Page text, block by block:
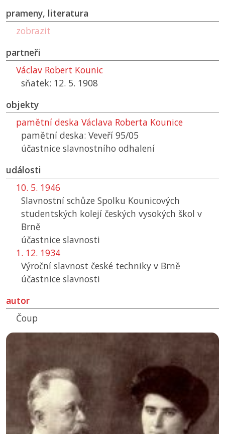
prameny, literatura
zobrazit
partneři
Václav Robert Kounic
sňatek: 12. 5. 1908
objekty
pamětní deska Václava Roberta Kounice
pamětní deska: Veveří 95/05
účastnice slavnostního odhalení
události
10. 5. 1946
Slavnostní schůze Spolku Kounicových
studentských kolejí českých vysokých škol v
Brně
účastnice slavnosti
1. 12. 1934
Výroční slavnost české techniky v Brně
účastnice slavnosti
autor
Čoup